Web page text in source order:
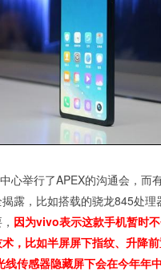
心举行了APEX的沟通会，而
露，比如搭载的骁龙845处理
因为vivo表示这款手机暂时
，比如半屏屏下指纹、升降前
线传感器隐藏屏下会在今年年